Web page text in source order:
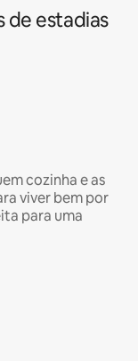
de estadias
cozinha e as
viver bem por
para uma